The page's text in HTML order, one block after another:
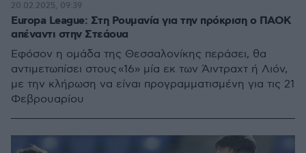
Europa League: Στη Ρουμανία για την πρόκριση ο ΠΑΟΚ
απέναντι στην Στεάουα
Εφόσον η ομάδα της Θεσσαλονίκης περάσει, θα
αντιμετωπίσει στους «16» μία εκ των Άιντραχτ ή Λιόν,
με την κλήρωση να είναι προγραμματισμένη για τις 21
Φεβρουαρίου
20.02.2025, 09:39